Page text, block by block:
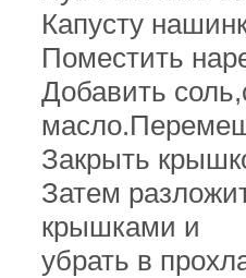
Капусту
Поместить
Добавить
Закрыть
Затем
крышками и
убрать в